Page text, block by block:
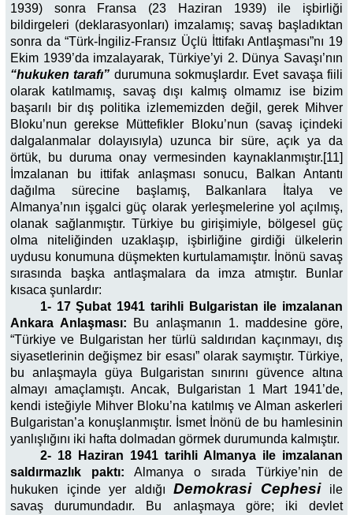
1939) sonra Fransa (23 Haziran 1939) ile işbirliği
bildirgeleri (deklarasyonları) imzalamış; savaş başladıktan
sonra da “Türk-İngiliz-Fransız Üçlü İttifakı Antlaşması”nı 19
Ekim 1939’da imzalayarak, Türkiye’yi 2. Dünya Savaşı’nın
“hukuken tarafı” durumuna sokmuşlardır. Evet savaşa fiili
olarak katılmamış, savaş dışı kalmış olmamız ise bizim
başarılı bir dış politika izlememizden değil, gerek Mihver
Bloku’nun gerekse Müttefikler Bloku’nun (savaş içindeki
dalgalanmalar dolayısıyla) uzunca bir süre, açık ya da
örtük, bu duruma onay vermesinden kaynaklanmıştır.[11]
İmzalanan bu ittifak anlaşması sonucu, Balkan Antantı
dağılma sürecine başlamış, Balkanlara İtalya ve
Almanya’nın işgalci güç olarak yerleşmelerine yol açılmış,
olanak sağlanmıştır. Türkiye bu girişimiyle, bölgesel güç
olma niteliğinden uzaklaşıp, işbirliğine girdiği ülkelerin
uydusu konumuna düşmekten kurtulamamıştır. İnönü savaş
sırasında başka antlaşmalara da imza atmıştır. Bunlar
kısaca şunlardır:
1- 17 Şubat 1941 tarihli Bulgaristan ile imzalanan
Ankara Anlaşması: Bu anlaşmanın 1. maddesine göre,
“Türkiye ve Bulgaristan her türlü saldırıdan kaçınmayı, dış
siyasetlerinin değişmez bir esası” olarak saymıştır. Türkiye,
bu anlaşmayla güya Bulgaristan sınırını güvence altına
almayı amaçlamıştı. Ancak, Bulgaristan 1 Mart 1941’de,
kendi isteğiyle Mihver Bloku’na katılmış ve Alman askerleri
Bulgaristan’a konuşlanmıştır. İsmet İnönü de bu hamlesinin
yanlışlığını iki hafta dolmadan görmek durumunda kalmıştır.
2- 18 Haziran 1941 tarihli Almanya ile imzalanan
saldırmazlık paktı: Almanya o sırada Türkiye’nin de
hukuken içinde yer aldığı Demokrasi Cephesi
ile
savaş durumundadır. Bu anlaşmaya göre; iki devlet